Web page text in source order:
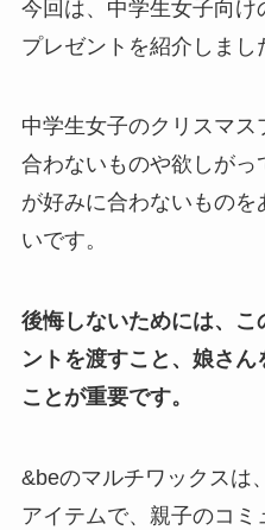
今回は、中学生女子向け
プレゼントを紹介しまし
中学生女子のクリスマ
合わないものや欲しが
が好みに合わないもの
いです。
後悔しないためには、
ントを渡すこと、娘さん
ことが重要です。
&beのマルチワックスは
アイテムで、親子のコ